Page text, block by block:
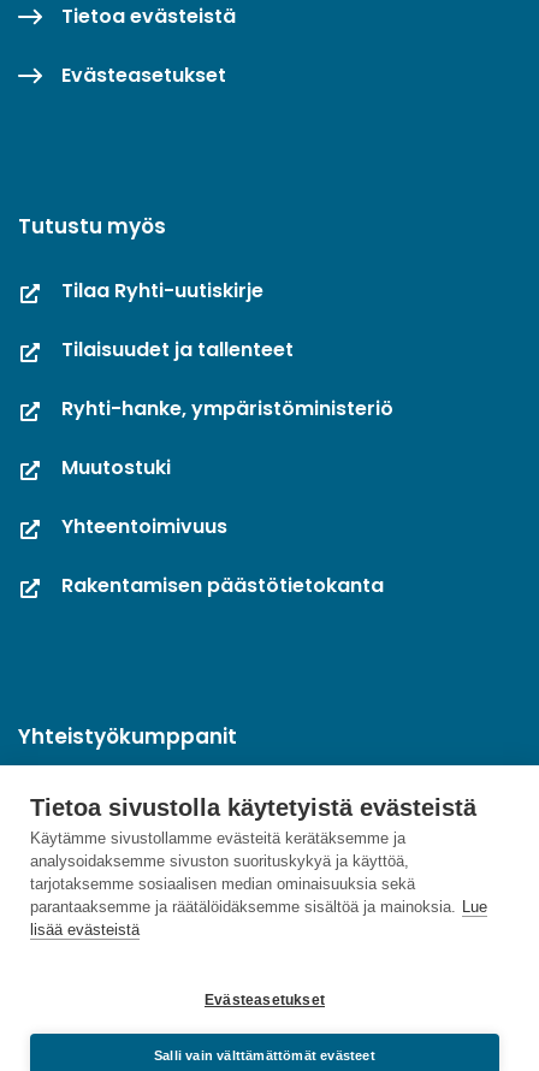
Tietoa sivustolla käytetyistä evästeistä
Käytämme sivustollamme evästeitä kerätäksemme ja
analysoidaksemme sivuston suorituskykyä ja käyttöä,
tarjotaksemme sosiaalisen median ominaisuuksia sekä
parantaaksemme ja räätälöidäksemme sisältöä ja mainoksia. Lue
lisää evästeistä
Evästeasetukset
Salli vain välttämättömät evästeet
Tietoa evästeistä
Evästeasetukset
Tutustu myös
Tilaa Ryhti-uutiskirje
Tilaisuudet ja tallenteet
Ryhti-hanke, ympäristöministeriö
Muutostuki
Yhteentoimivuus
Rakentamisen päästötietokanta
Yhteistyökumppanit